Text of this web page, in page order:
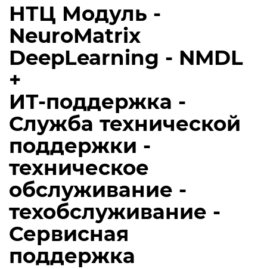
НТЦ Модуль -
NeuroMatrix
DeepLearning - NMDL
+
ИТ-поддержка -
Служба технической
поддержки -
техническое
обслуживание -
техобслуживание -
Сервисная
поддержка